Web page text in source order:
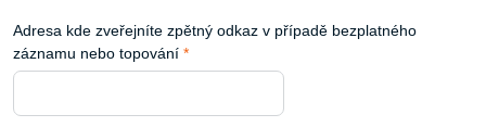
Adresa kde zveřejníte zpětný odkaz v případě bezplatného
záznamu nebo topování *